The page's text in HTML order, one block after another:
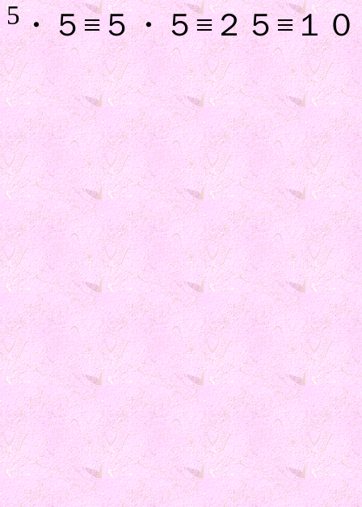
5・５≡５・５≡２５≡１